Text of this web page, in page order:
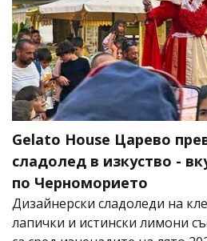
Gelato House Царево
сладолед в изкуство -
по Черноморието
Дизайнерски сладоледи на
лапички и истински лимони